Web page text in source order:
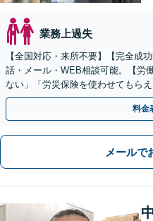
業務上過失
【全国対応・来所不要】【完全成
話・メール・WEB相談可能。【労
ない」「労災保険を使わせてもら
い。損害賠償請求したい」など労
料金
メールで